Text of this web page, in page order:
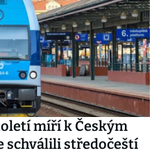
míří k Českým
schválili středočeští